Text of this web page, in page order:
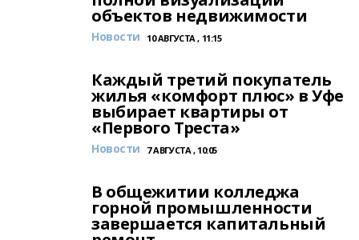
объектов недвижимости
Новости 10 АВГУСТА , 11:15
Каждый третий покупатель
жилья «комфорт плюс» в Уфе
выбирает квартиры от
«Первого Треста»
Новости 7 АВГУСТА , 10:05
В общежитии колледжа
горной промышленности
завершается капитальный